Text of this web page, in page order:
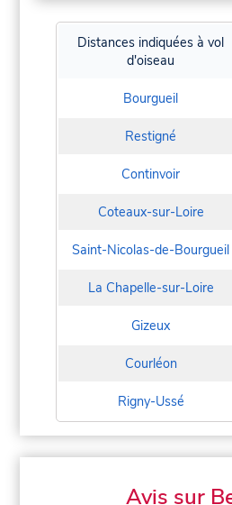
Distances indiquées à vol
d'oiseau
Bourgueil
Restigné
Continvoir
Coteaux-sur-Loire
Saint-Nicolas-de-Bourgueil
La Chapelle-sur-Loire
Gizeux
Courléon
Rigny-Ussé
Avis sur